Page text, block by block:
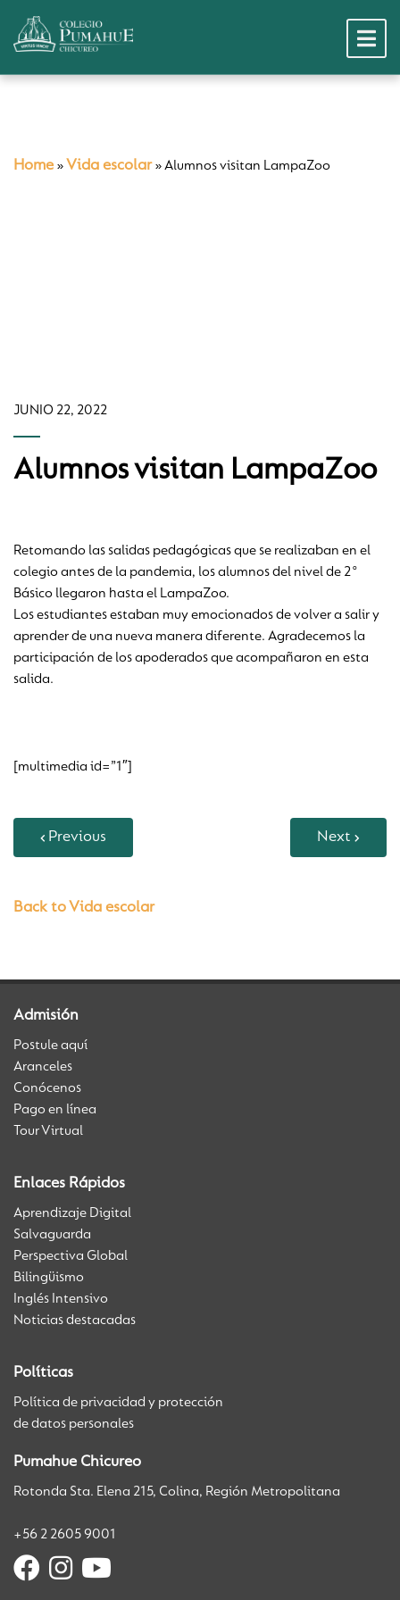
Home » Vida escolar»Alumnos visitan LampaZoo
JUNIO 22, 2022
Alumnos visitan LampaZoo
Retomando las salidas pedagógicas que se realizaban en el
colegio antes de la pandemia, los alumnos del nivel de 2°
Básico llegaron hasta el LampaZoo.
Los estudiantes estaban muy emocionados de volver a salir y
aprender de una nueva manera diferente. Agradecemos la
participación de los apoderados que acompañaron en esta
salida.
[multimedia id=”1″]
Previous Next
Back to Vida escolar
Admisión
Postule aquí
Aranceles
Conócenos
Pago en línea
Tour Virtual
Enlaces Rápidos
Aprendizaje Digital
Salvaguarda
Perspectiva Global
Bilingüismo
Inglés Intensivo
Noticias destacadas
Políticas
Política de privacidad y protección
de datos personales
Pumahue Chicureo
Rotonda Sta. Elena 215, Colina, Región Metropolitana
+56 2 2605 9001